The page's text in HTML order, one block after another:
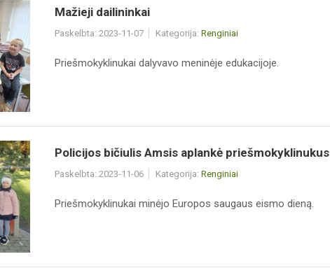
Mažieji dailininkai
Paskelbta: 2023-11-07 Kategorija: Renginiai
Priešmokyklinukai dalyvavo meninėje edukacijoje.
Policijos bičiulis Amsis aplankė priešmokyklinukus
Paskelbta: 2023-11-06 Kategorija: Renginiai
Priešmokyklinukai minėjo Europos saugaus eismo dieną.